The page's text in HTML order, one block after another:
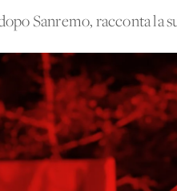
Sanremo, racconta la